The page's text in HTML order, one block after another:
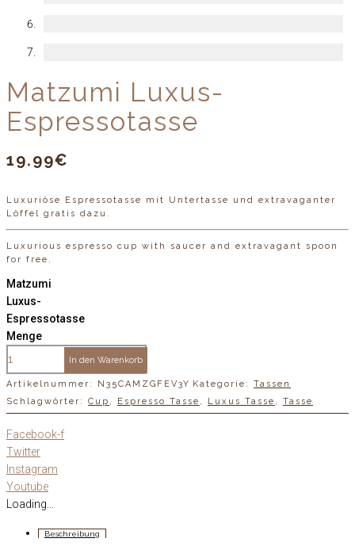
Matzumi Luxus-
Espressotasse
19.99€
Luxuriöse Espressotasse mit Untertasse und extravaganter
Löffel gratis dazu.
Luxurious espresso cup with saucer and extravagant spoon
for free.
Matzumi
Luxus-
Espressotasse
Menge
In den Warenkorb
Artikelnummer: N35CAMZGFEV3Y Kategorie: Tassen
Schlagwörter: Cup , Espresso Tasse , Luxus Tasse , Tasse
Facebook-f
Twitter
Instagram
Youtube
Loading...
Beschreibung